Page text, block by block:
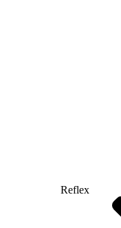
Reflex